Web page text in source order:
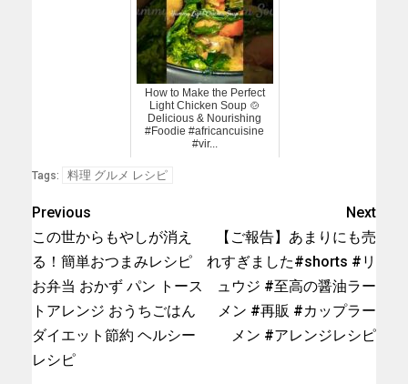
How to Make the Perfect
Light Chicken Soup 🍲
Delicious & Nourishing
#Foodie #africancuisine
#vir...
Tags: 料理 グルメ レシピ
Previous
この世からもやしが消え
る！簡単おつまみレシピ
お弁当 おかず パン トース
トアレンジ おうちごはん
ダイエット節約 ヘルシー
レシピ
Next
【ご報告】あまりにも売
れすぎました#shorts #リ
ュウジ #至高の醤油ラー
メン #再販 #カップラー
メン #アレンジレシピ